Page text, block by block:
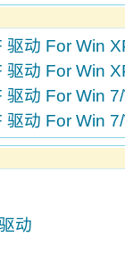
动 For Win
动 For Win
动 For Win
动 For Win
动